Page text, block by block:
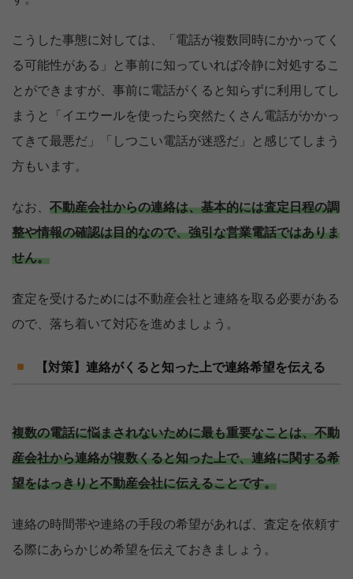
こうした事態に対しては、「電話が複数同時にかかってく
る可能性がある」と事前に知っていれば冷静に対処するこ
とができますが、事前に電話がくると知らずに利用してし
まうと「イエウールを使ったら突然たくさん電話がかかっ
てきて最悪だ」「しつこい電話が迷惑だ」と感じてしまう
方もいます。
なお、 不動産会社からの連絡は、基本的には査定日程の調
整や情報の確認は目的なので、強引な営業電話ではありま
せん。
査定を受けるためには不動産会社と連絡を取る必要がある
ので、落ち着いて対応を進めましょう。
【対策】連絡がくると知った上で連絡希望を伝える
複数の電話に悩まされないために最も重要なことは、不動
産会社から連絡が複数くると知った上で、連絡に関する希
望をはっきりと不動産会社に伝えることです。
連絡の時間帯や連絡の手段の希望があれば、査定を依頼す
る際にあらかじめ希望を伝えておきましょう。